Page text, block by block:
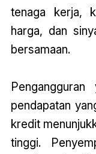
tenaga kerja,
harga, dan
bersamaan.
pendapatan
kredit
tinggi.